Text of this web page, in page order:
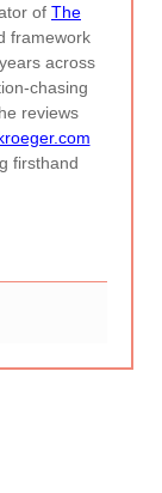
of The
framework
across
chasing
reviews
firsthand